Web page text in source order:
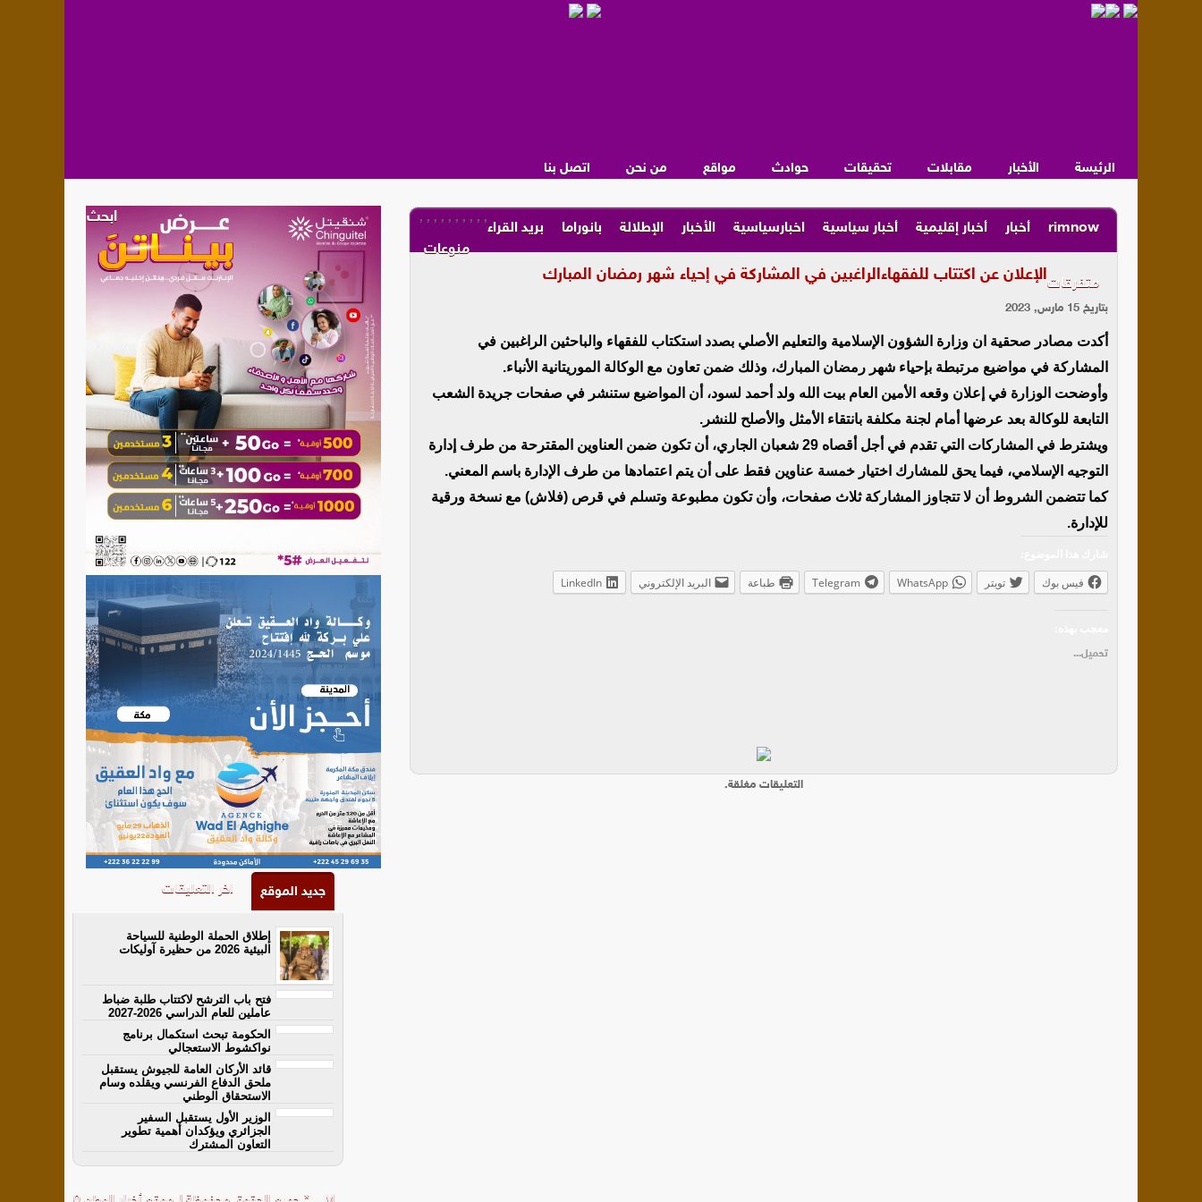
الرئيسة الأخبار مقابلات تحقيقات حوادث مواقع من نحن اتصل بنا
rimnow
,
أخبار
,
أخبار إقليمية
,
أخبار سياسية
,
اخبارسياسية
,
الأخبار
,
الإطلالة
,
بانوراما
,
بريد القراء
,
متفرقات
,
منوعات
الإعلان عن اكتتاب للفقهاءالراغبين في المشاركة في إحياء شهر رمضان المبارك
بتاريخ 15 مارس, 2023
أكدت مصادر صحقية ان وزارة الشؤون الإسلامية والتعليم الأصلي بصدد استكتاب للفقهاء والباحثين الراغبين في
المشاركة في مواضيع مرتبطة بإحياء شهر رمضان المبارك، وذلك ضمن تعاون مع الوكالة الموريتانية الأنباء.
وأوضحت الوزارة في إعلان وقعه الأمين العام بيت الله ولد أحمد لسود، أن المواضيع ستنشر في صفحات جريدة الشعب
التابعة للوكالة بعد عرضها أمام لجنة مكلفة بانتقاء الأمثل والأصلح للنشر.
ويشترط في المشاركات التي تقدم في أجل أقصاه 29 شعبان الجاري، أن تكون ضمن العناوين المقترحة من طرف إدارة
التوجيه الإسلامي، فيما يحق للمشارك اختيار خمسة عناوين فقط على أن يتم اعتمادها من طرف الإدارة باسم المعني.
كما تتضمن الشروط أن لا تتجاوز المشاركة ثلاث صفحات، وأن تكون مطبوعة وتسلم في قرص (فلاش) مع نسخة ورقية
للإدارة.
فيس بوك تويتر WhatsApp
Telegram طباعة البريد الإلكتروني LinkedIn
تحميل...
التعليقات مغلقة.
جديد الموقع اخر التعليقات
إطلاق الحملة الوطنية للسياحة
البيئية 2026 من حظيرة آوليكات
فتح باب الترشح لاكتتاب طلبة ضباط
عاملين للعام الدراسي 2026-2027
الحكومة تبحث استكمال برنامج
نواكشوط الاستعجالي
قائد الأركان العامة للجيوش يستقبل
ملحق الدفاع الفرنسي ويقلده وسام
الاستحقاق الوطني
الوزير الأول يستقبل السفير
الجزائري ويؤكدان أهمية تطوير
التعاون المشترك